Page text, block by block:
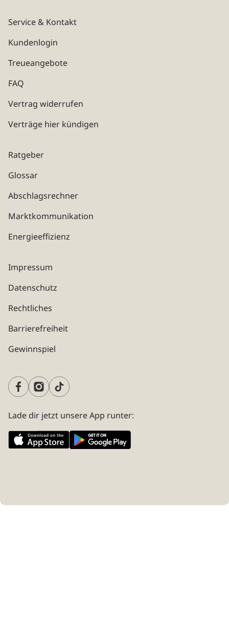
Service & Kontakt
Kundenlogin
Treueangebote
FAQ
Vertrag widerrufen
Verträge hier kündigen
Ratgeber
Glossar
Abschlagsrechner
Marktkommunikation
Energieeffizienz
Impressum
Datenschutz
Rechtliches
Barrierefreiheit
Gewinnspiel
Lade dir jetzt unsere App runter: